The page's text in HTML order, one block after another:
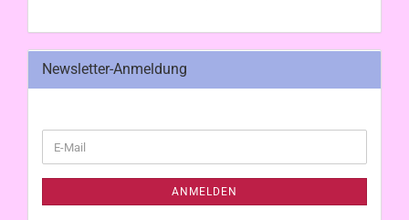
Newsletter-Anmeldung
ZUR
E-
Mail
ANMELDEN